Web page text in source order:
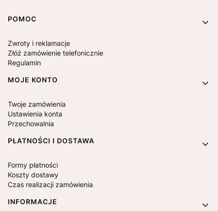
Linki w stopce
POMOC
Zwroty i reklamacje
Złóż zamówienie telefonicznie
Regulamin
MOJE KONTO
Twoje zamówienia
Ustawienia konta
Przechowalnia
PŁATNOŚCI I DOSTAWA
Formy płatności
Koszty dostawy
Czas realizacji zamówienia
INFORMACJE